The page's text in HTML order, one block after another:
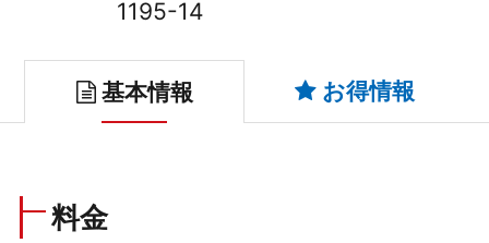
1195-14
基本情報 お得情報
料金